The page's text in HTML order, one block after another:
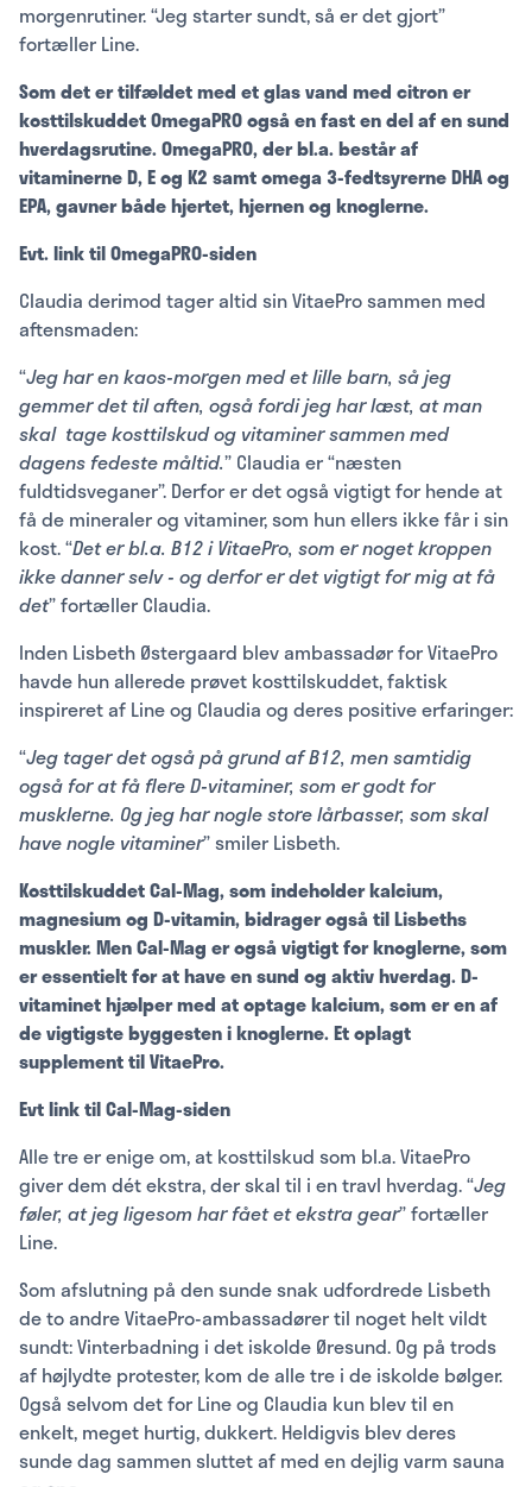
morgenrutiner. “Jeg starter sundt, så er det gjort”
fortæller Line.
Som det er tilfældet med et glas vand med citron er
kosttilskuddet OmegaPRO også en fast en del af en sund
hverdagsrutine. OmegaPRO, der bl.a. består af
vitaminerne D, E og K2 samt omega 3-fedtsyrerne DHA og
EPA, gavner både hjertet, hjernen og knoglerne.
Evt. link til OmegaPRO-siden
Claudia derimod tager altid sin VitaePro sammen med
aftensmaden:
“Jeg har en kaos-morgen med et lille barn, så jeg
gemmer det til aften, også fordi jeg har læst, at man
skal tage kosttilskud og vitaminer sammen med
dagens fedeste måltid.” Claudia er “næsten
fuldtidsveganer”. Derfor er det også vigtigt for hende at
få de mineraler og vitaminer, som hun ellers ikke får i sin
kost. “Det er bl.a. B12 i VitaePro, som er noget kroppen
ikke danner selv - og derfor er det vigtigt for mig at få
det” fortæller Claudia.
Inden Lisbeth Østergaard blev ambassadør for VitaePro
havde hun allerede prøvet kosttilskuddet, faktisk
inspireret af Line og Claudia og deres positive erfaringer:
“Jeg tager det også på grund af B12, men samtidig
også for at få flere D-vitaminer, som er godt for
musklerne. Og jeg har nogle store lårbasser, som skal
have nogle vitaminer” smiler Lisbeth.
Kosttilskuddet Cal-Mag, som indeholder kalcium,
magnesium og D-vitamin, bidrager også til Lisbeths
muskler. Men Cal-Mag er også vigtigt for knoglerne, som
er essentielt for at have en sund og aktiv hverdag. D-
vitaminet hjælper med at optage kalcium, som er en af
de vigtigste byggesten i knoglerne. Et oplagt
supplement til VitaePro.
Evt link til Cal-Mag-siden
Alle tre er enige om, at kosttilskud som bl.a. VitaePro
giver dem dét ekstra, der skal til i en travl hverdag. “Jeg
føler, at jeg ligesom har fået et ekstra gear” fortæller
Line.
Som afslutning på den sunde snak udfordrede Lisbeth
de to andre VitaePro-ambassadører til noget helt vildt
sundt: Vinterbadning i det iskolde Øresund. Og på trods
af højlydte protester, kom de alle tre i de iskolde bølger.
Også selvom det for Line og Claudia kun blev til en
enkelt, meget hurtig, dukkert. Heldigvis blev deres
sunde dag sammen sluttet af med en dejlig varm sauna